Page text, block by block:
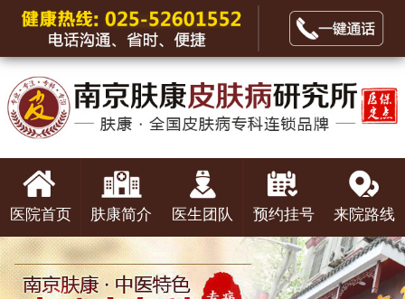
医院首页 肤康简介 医生团队 预约挂号 来院路线